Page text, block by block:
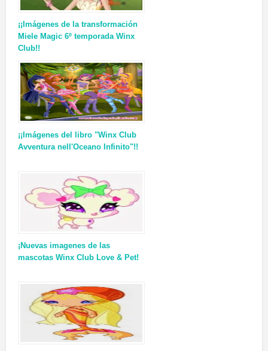
¡¡Imágenes de la transformación
Miele Magic 6º temporada Winx
Club!!
¡¡Imágenes del libro "Winx Club
Avventura nell'Oceano Infinito"!!
¡Nuevas imagenes de las
mascotas Winx Club Love & Pet!